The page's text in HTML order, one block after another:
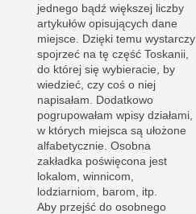
jednego bądź większej liczby
artykułów opisujących dane
miejsce. Dzięki temu wystarczy
spojrzeć na tę część Toskanii,
do której się wybieracie, by
wiedzieć, czy coś o niej
napisałam. Dodatkowo
pogrupowałam wpisy działami,
w których miejsca są ułożone
alfabetycznie. Osobna
zakładka poświęcona jest
lokalom, winnicom,
lodziarniom, barom, itp.
Aby przejść do osobnego